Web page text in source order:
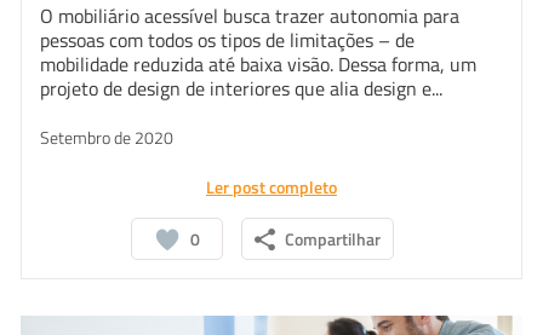
O mobiliário acessível busca trazer autonomia para
pessoas com todos os tipos de limitações – de
mobilidade reduzida até baixa visão. Dessa forma, um
projeto de design de interiores que alia design e...
Setembro de 2020
0 Compartilhar
Ler post completo